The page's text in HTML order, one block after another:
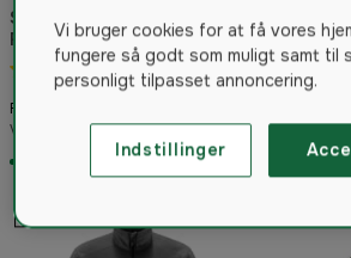
Swazi Micro Shirt Tussock
Fleece
5.0 (1)
Fra
Vejled. pris 527 kr
Swazi
Green
Fra 499
På lager
Vi bruger cookies for at få vores
fungere så godt som muligt samt til
personligt tilpasset annoncering.
Indstillinger